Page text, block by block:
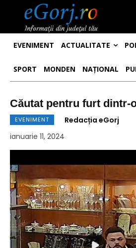
EVENIMENT ACTUALITATE
SPORT MONDEN NAȚIONAL
Căutat pentru furt dintr-
EVENIMENT
Redacția eGorj
ianuarie 11, 2024